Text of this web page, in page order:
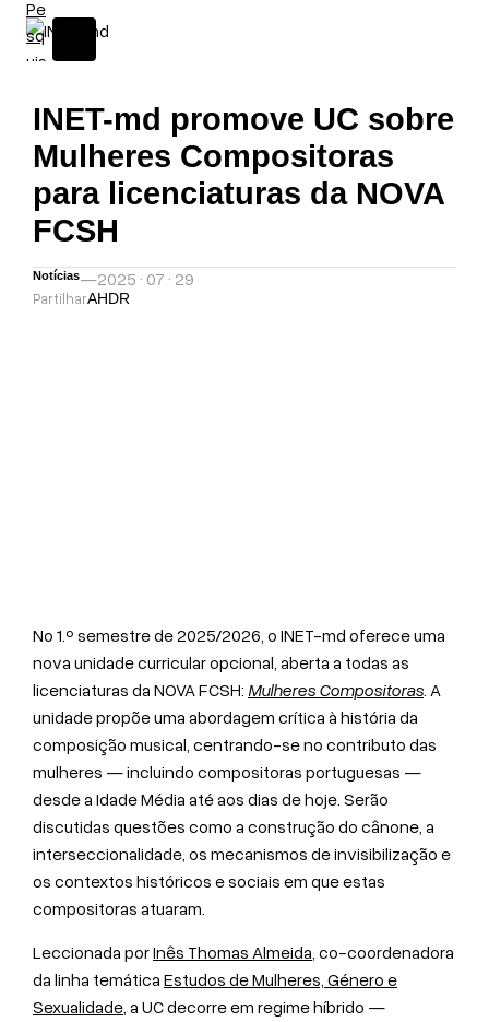
INET-md promove UC sobre
Mulheres Compositoras
para licenciaturas da NOVA
FCSH
Notícias—2025 · 07 · 29
PartilharAHDR
No 1.º semestre de 2025/2026, o INET-md oferece uma
nova unidade curricular opcional, aberta a todas as
licenciaturas da NOVA FCSH: Mulheres Compositoras. A
unidade propõe uma abordagem crítica à história da
composição musical, centrando-se no contributo das
mulheres — incluindo compositoras portuguesas —
desde a Idade Média até aos dias de hoje. Serão
discutidas questões como a construção do cânone, a
interseccionalidade, os mecanismos de invisibilização e
os contextos históricos e sociais em que estas
compositoras atuaram.
Leccionada porInês Thomas Almeida, co-coordenadora
da linha temática Estudos de Mulheres, Género e
Sexualidade, a UC decorre em regime híbrido —